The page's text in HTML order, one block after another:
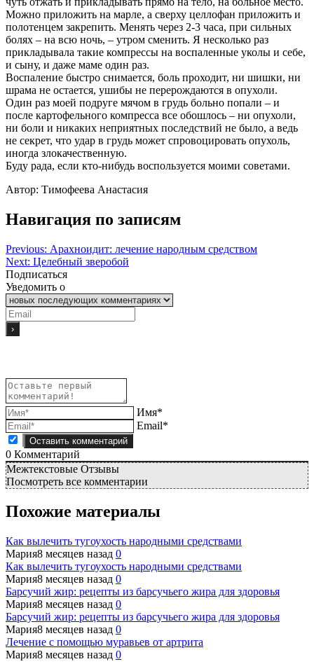
Можно приложить на марле, а сверху целлофан приложить и
полотенцем закрепить. Менять через 2-3 часа, при сильных
болях – на всю ночь, – утром сменить. Я несколько раз
прикладывала такие компрессы на воспаленные уколы и себе,
и сыну, и даже маме один раз.
Воспаление быстро снимается, боль проходит, ни шишки, ни
шрама не остается, ушибы не перерождаются в опухоли.
Один раз моей подруге мячом в грудь больно попали – и
после картофельного компресса все обошлось – ни опухоли,
ни боли и никаких неприятных последствий не было, а ведь
не секрет, что удар в грудь может спровоцировать опухоль,
иногда злокачественную.
Буду рада, если кто-нибудь воспользуется моими советами.
Автор: Тимофеева Анастасия
Навигация по записям
Previous: Арахноидит: лечение народным средством
Next: Целебный зверобой
Подписаться
Уведомить о
Имя*
Email*
0 Комментарий
Межтекстовые Отзывы
Посмотреть все комментарии
Похожие материалы
Как вылечить тугоухость народными средствами
Мария8 месяцев назад 0
Как вылечить тугоухость народными средствами
Мария8 месяцев назад 0
Барсучий жир: рецепты из барсучьего жира для здоровья
Мария8 месяцев назад 0
Барсучий жир: рецепты из барсучьего жира для здоровья
Мария8 месяцев назад 0
Лечение с помощью муравьев от артрита
Мария8 месяцев назад 0